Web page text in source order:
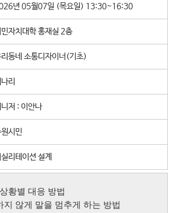
대학소식
학습보기
기자단소식
희망강좌신청
1:1온라인상담
년 05월07일 (목요일) 13:30~16:30
자치대학 홍재실 2층
동네 소통디자이너(기초)
리
니저 : 이안나
시민
리테이션 설계
황별 대응 방법
지 않게 말을 멈추게 하는 방법